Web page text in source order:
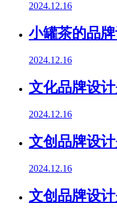
2024.12.16
小罐茶的品
2024.12.16
文化品牌设
2024.12.16
文创品牌设
2024.12.16
文创品牌设